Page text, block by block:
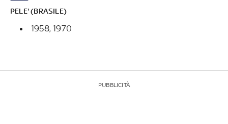
PELE' (BRASILE)
1958, 1970
PUBBLICITÀ